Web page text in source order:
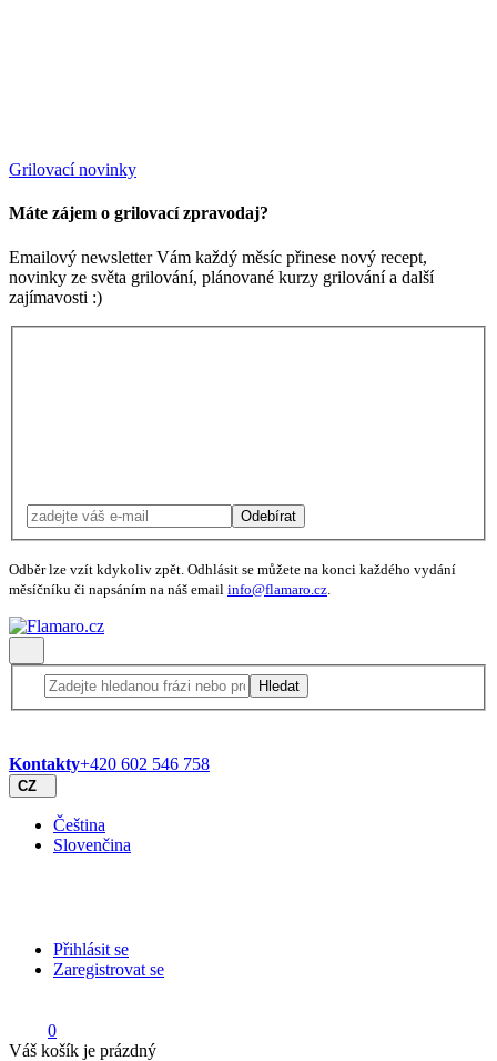
Grilovací novinky
Máte zájem o grilovací zpravodaj?
Emailový newsletter Vám každý měsíc přinese nový recept,
novinky ze světa grilování, plánované kurzy grilování a další
zajímavosti :)
Odebírat
Odběr lze vzít kdykoliv zpět. Odhlásit se můžete na konci každého vydání
měsíčníku či napsáním na náš email info@flamaro.cz.
Hledat
Kontakty+420 602 546 758
CZ
Čeština
Slovenčina
Přihlásit se
Zaregistrovat se
0
Váš košík je prázdný